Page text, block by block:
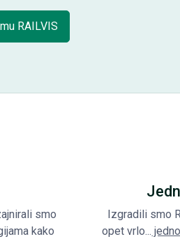
RAILVIS
smo
kako
Izgradili smo
opet vrlo...